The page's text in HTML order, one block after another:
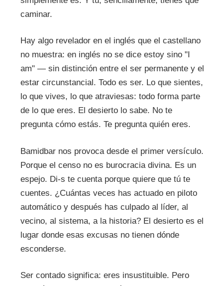
caminar.
Hay algo revelador en el inglés que el castellano
no muestra: en inglés no se dice estoy sino "I
am" — sin distinción entre el ser permanente y el
estar circunstancial. Todo es ser. Lo que sientes,
lo que vives, lo que atraviesas: todo forma parte
de lo que eres. El desierto lo sabe. No te
pregunta cómo estás. Te pregunta quién eres.
Bamidbar nos provoca desde el primer versículo.
Porque el censo no es burocracia divina. Es un
espejo. Di-s te cuenta porque quiere que tú te
cuentes. ¿Cuántas veces has actuado en piloto
automático y después has culpado al líder, al
vecino, al sistema, a la historia? El desierto es el
lugar donde esas excusas no tienen dónde
esconderse.
Ser contado significa: eres insustituible. Pero